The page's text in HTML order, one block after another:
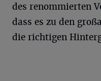
des renommierten
dass es zu den
die richtigen